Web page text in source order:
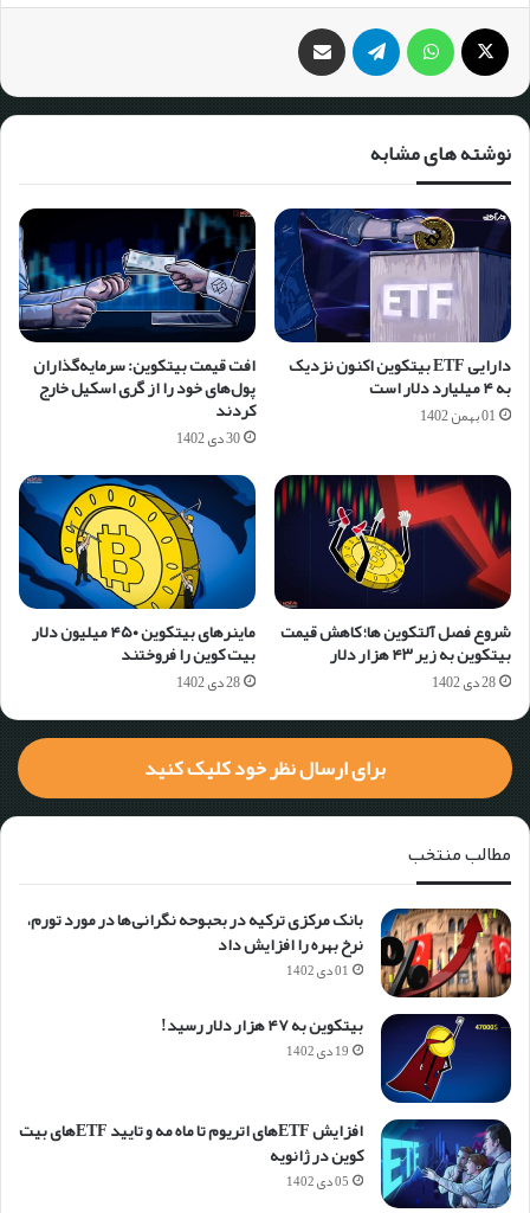
نوشته های مشابه
دارایی ETF بیتکوین اکنون نزدیک
به ۴ میلیارد دلار است
01 بهمن 1402
افت قیمت بیتکوین: سرمایه‌گذاران
پول‌های خود را از گری اسکیل خارج
کردند
30 دی 1402
شروع فصل آلتکوین ها؛ کاهش قیمت
بیتکوین به زیر ۴۳ هزار دلار
28 دی 1402
ماینرهای بیتکوین ۴۵۰ میلیون دلار
بیت کوین را فروختند
28 دی 1402
برای ارسال نظر خود کلیک کنید
مطالب منتخب
بانک مرکزی ترکیه در بحبوحه نگرانی‌ها در مورد تورم،
نرخ بهره را افزایش داد
01 دی 1402
بیتکوین به ۴۷ هزار دلار رسید!
19 دی 1402
افزایش ETFهای اتریوم تا ماه مه و تایید ETFهای بیت
کوین در ژانویه
05 دی 1402